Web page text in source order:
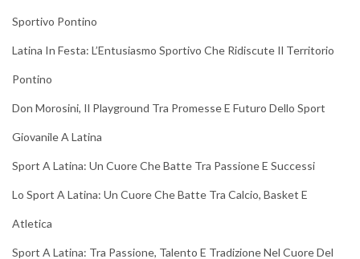
Sportivo Pontino
Latina In Festa: L’Entusiasmo Sportivo Che Ridiscute Il Territorio
Pontino
Don Morosini, Il Playground Tra Promesse E Futuro Dello Sport
Giovanile A Latina
Sport A Latina: Un Cuore Che Batte Tra Passione E Successi
Lo Sport A Latina: Un Cuore Che Batte Tra Calcio, Basket E
Atletica
Sport A Latina: Tra Passione, Talento E Tradizione Nel Cuore Del